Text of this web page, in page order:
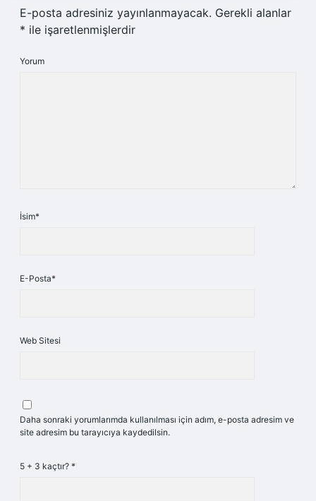
E-posta adresiniz yayınlanmayacak. Gerekli alanlar
* ile işaretlenmişlerdir
Yorum
İsim*
E-Posta*
Web Sitesi
Daha sonraki yorumlarımda kullanılması için adım, e-posta adresim ve
site adresim bu tarayıcıya kaydedilsin.
5 + 3 kaçtır? *